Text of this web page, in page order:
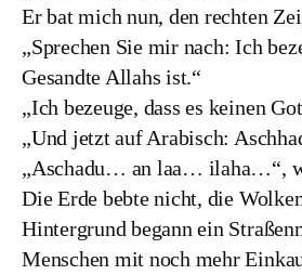
Er bat mich nun, den rechten
„Sprechen Sie mir nach: Ich
Gesandte Allahs ist.“
„Ich bezeuge, dass es keinen
„Und jetzt auf Arabisch:
„Aschadu… an laa… ilaha…“,
Die Erde bebte nicht, die
Hintergrund begann ein
Menschen mit noch mehr